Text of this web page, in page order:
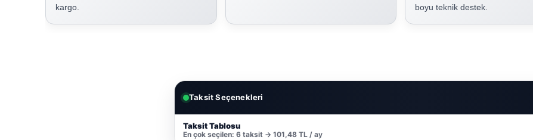
kargo.
boyu teknik destek.
Taksit Seçenekleri
Taksit Tablosu
En çok seçilen: 6 taksit → 101,48 TL / ay